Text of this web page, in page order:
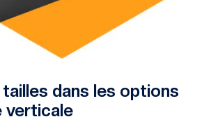
dans les options
verticale